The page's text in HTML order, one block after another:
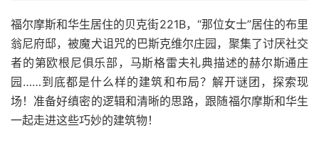
福尔摩斯和华生居住的贝克街221B，“那位女士”居住的布里
翁尼府邸，被魔犬诅咒的巴斯克维尔庄园，聚集了讨厌社交
者的第欧根尼俱乐部，马斯格雷夫礼典描述的赫尔斯通庄
园……到底都是什么样的建筑和布局？解开谜团，探索现
场！准备好缜密的逻辑和清晰的思路，跟随福尔摩斯和华生
一起走进这些巧妙的建筑物！